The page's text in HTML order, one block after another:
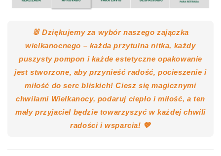
🐰 Dziękujemy za wybór naszego zajączka
wielkanocnego – każda przytulna nitka, każdy
puszysty pompon i każde estetyczne opakowanie
jest stworzone, aby przynieść radość, pocieszenie i
miłość do serc bliskich! Ciesz się magicznymi
chwilami Wielkanocy, podaruj ciepło i miłość, a ten
mały przyjaciel będzie towarzyszyć w każdej chwili
radości i wsparcia! 💖